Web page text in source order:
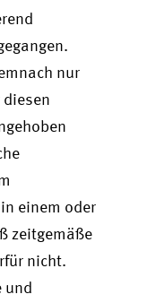
nur
einem oder
zeitgemäße
nicht.
und